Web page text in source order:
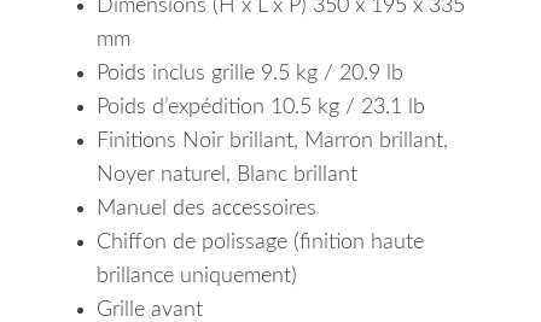
Dimensions (H x L x P) 350 x 195 x 335
mm
Poids inclus grille 9.5 kg / 20.9 lb
Poids d’expédition 10.5 kg / 23.1 lb
Finitions Noir brillant, Marron brillant,
Noyer naturel, Blanc brillant
Manuel des accessoires
Chiffon de polissage (finition haute
brillance uniquement)
Grille avant